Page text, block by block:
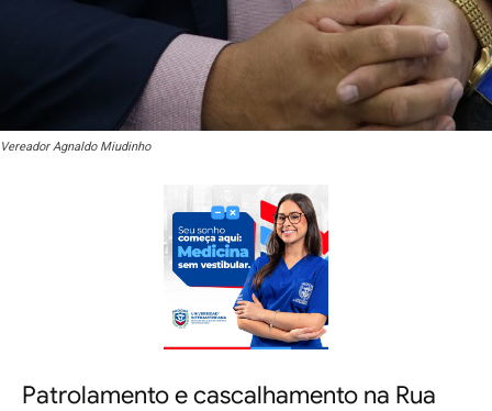
Vereador Agnaldo Miudinho
Patrolamento e cascalhamento na Rua